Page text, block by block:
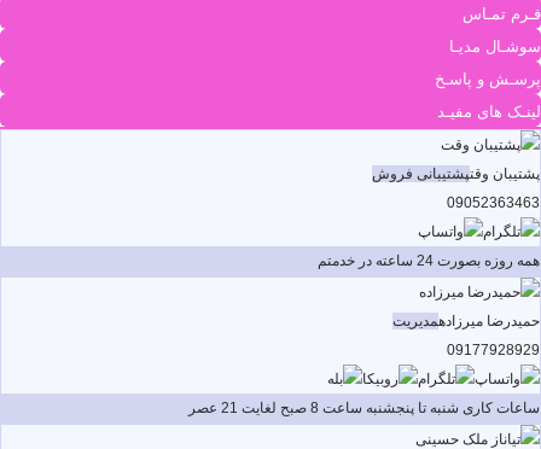
فـرم تمـاس
سوشـال مدیـا
پرسـش و پاسـخ
لینـک های مفیـد
پشتیبان وقتپشتیبانی فروش
09052363463
همه روزه بصورت 24 ساعته در خدمتم
حمیدرضا میرزادهمدیریت
09177928929
ساعات کاری شنبه تا پنجشنبه ساعت 8 صبح لغایت 21 عصر